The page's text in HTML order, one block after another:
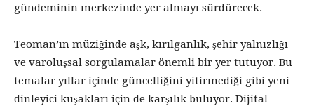
gündeminin merkezinde yer almayı sürdürecek.
Teoman’ın müziğinde aşk, kırılganlık, şehir yalnızlığı
ve varoluşsal sorgulamalar önemli bir yer tutuyor. Bu
temalar yıllar içinde güncelliğini yitirmediği gibi yeni
dinleyici kuşakları için de karşılık buluyor. Dijital